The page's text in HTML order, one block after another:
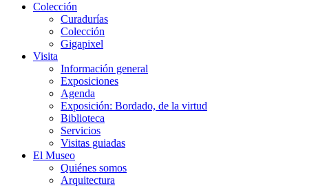
Colección
Curadurías
Colección
Gigapixel
Visita
Información general
Exposiciones
Agenda
Exposición: Bordado, de la virtud
Biblioteca
Servicios
Visitas guiadas
El Museo
Quiénes somos
Arquitectura